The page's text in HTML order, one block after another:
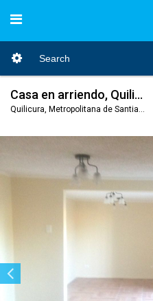
Casa en arriendo, Quilicura
Quilicura, Metropolitana de Santiago, Nro. Código 140